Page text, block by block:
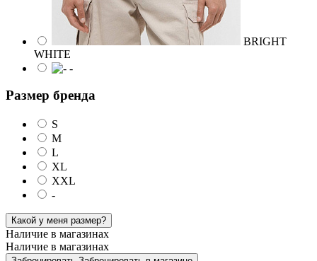
BRIGHT
WHITE
-
Размер бренда
S
M
L
XL
XXL
-
Какой у меня размер?
Наличие в магазинах
Наличие в магазинах